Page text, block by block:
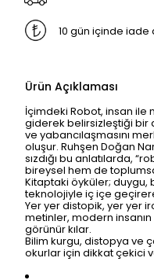
10 gün içinde iade
Ürün Açıklaması
İçimdeki Robot, insan ile
giderek belirsizleştiği bir
ve yabancılaşmasını
oluşur. Ruhşen Doğan
sızdığı bu anlatılarda,
bireysel hem de
Kitaptaki öyküler; duygu,
teknolojiyle iç içe
Yer yer distopik, yer yer
metinler, modern
görünür kılar.
Bilim kurgu, distopya ve
okurlar için dikkat çekici